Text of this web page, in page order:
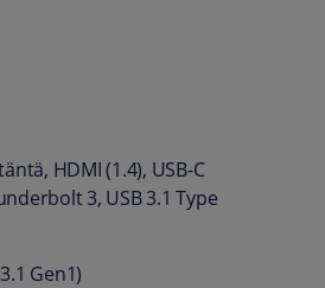
HDMI (1.4), USB-C
3, USB 3.1 Type
Gen1)